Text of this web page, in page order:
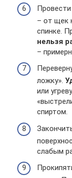
– от щек
спинке.
нельзя
–
ложку».
или
спиртом.
слабым